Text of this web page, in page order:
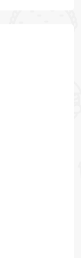
语言模型
有 Vue
提示，帮